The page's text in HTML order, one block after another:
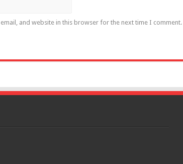
email, and website in this browser for the next time I comment.